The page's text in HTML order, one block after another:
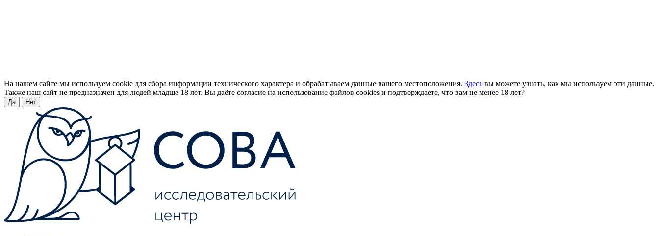
На нашем сайте мы используем cookie для сбора информации технического характера и обрабатываем данные вашего местоположения. Здесь вы можете узнать, как мы используем эти данные.
Также наш сайт не предназначен для людей младше 18 лет. Вы даёте согласие на использование файлов cookies и подтверждаете, что вам не менее 18 лет?
Да Нет